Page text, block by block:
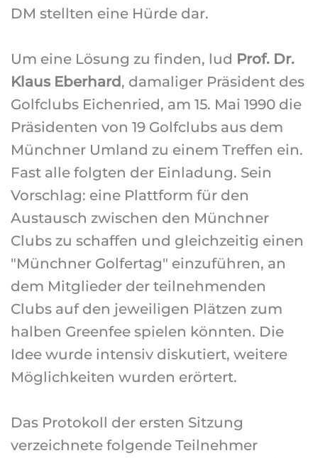
DM stellten eine Hürde dar.
Um eine Lösung zu finden, lud Prof. Dr.
Klaus Eberhard, damaliger Präsident des
Golfclubs Eichenried, am 15. Mai 1990 die
Präsidenten von 19 Golfclubs aus dem
Münchner Umland zu einem Treffen ein.
Fast alle folgten der Einladung. Sein
Vorschlag: eine Plattform für den
Austausch zwischen den Münchner
Clubs zu schaffen und gleichzeitig einen
"Münchner Golfertag" einzuführen, an
dem Mitglieder der teilnehmenden
Clubs auf den jeweiligen Plätzen zum
halben Greenfee spielen könnten. Die
Idee wurde intensiv diskutiert, weitere
Möglichkeiten wurden erörtert.
Das Protokoll der ersten Sitzung
verzeichnete folgende Teilnehmer